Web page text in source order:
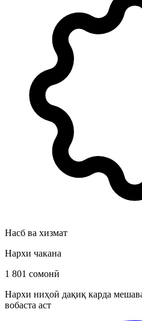
Насб ва хизмат
Нархи чакана
1 801 сомонӣ
Нархи ниҳоӣ дақиқ карда
вобаста аст